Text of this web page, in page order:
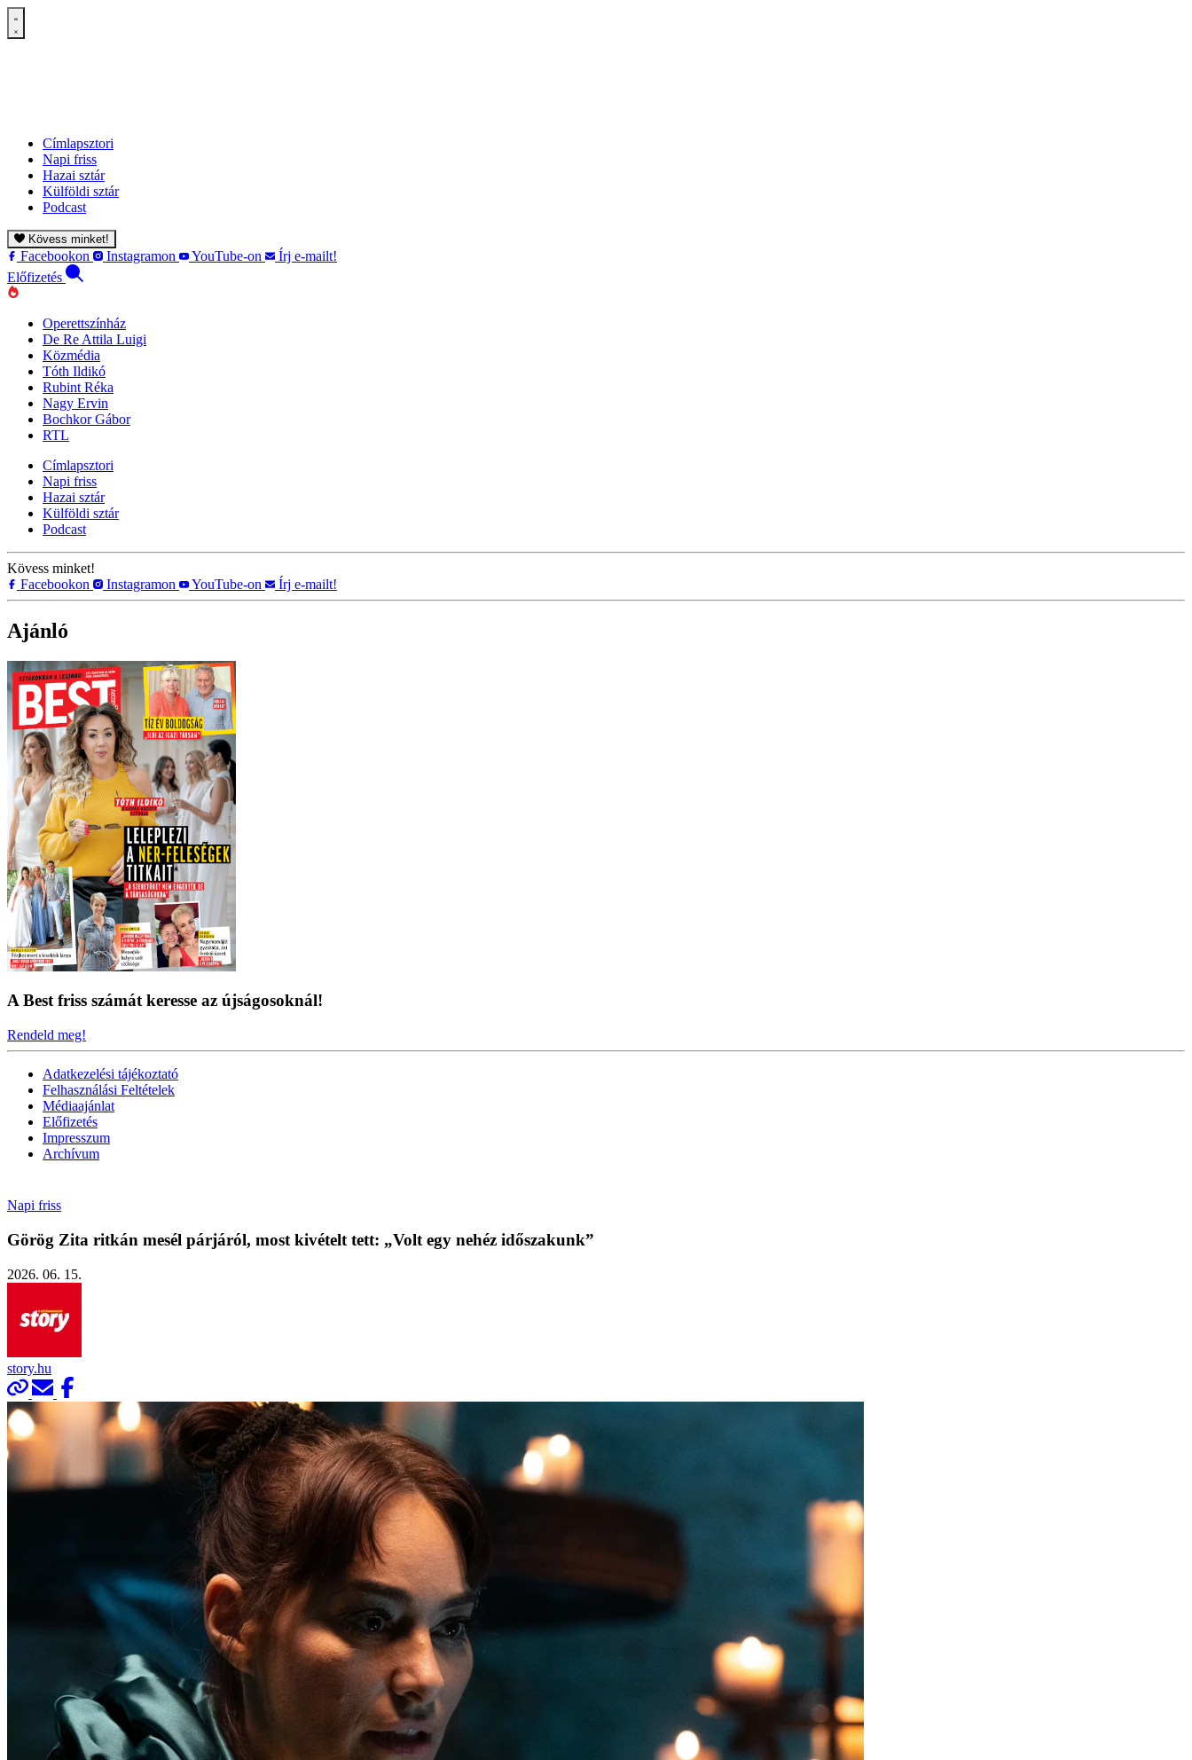
Címlapsztori
Napi friss
Hazai sztár
Külföldi sztár
Podcast
Kövess minket!
Facebookon Instagramon YouTube-on
Írj e-mailt!
Előfizetés
Operettszínház
De Re Attila Luigi
Közmédia
Tóth Ildikó
Rubint Réka
Nagy Ervin
Bochkor Gábor
RTL
Címlapsztori
Napi friss
Hazai sztár
Külföldi sztár
Podcast
Kövess minket!
Facebookon
Instagramon YouTube-on Írj e-mailt!
Ajánló
A Best friss számát keresse az újságosoknál!
Rendeld meg!
Adatkezelési tájékoztató
Felhasználási Feltételek
Médiaajánlat
Előfizetés
Impresszum
Archívum
Napi friss
Görög Zita ritkán mesél párjáról, most kivételt tett: „Volt egy nehéz időszakunk”
2026. 06. 15.
story.hu